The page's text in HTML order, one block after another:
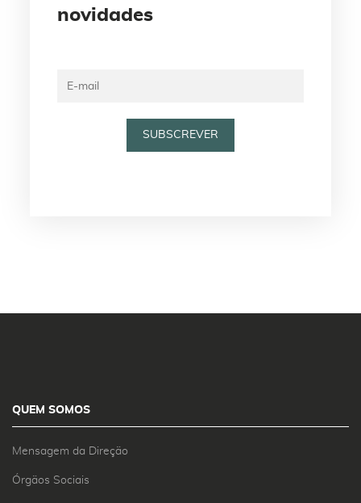
novidades
QUEM SOMOS
Mensagem da Direção
Órgãos Sociais